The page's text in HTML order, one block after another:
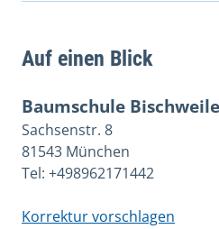
Auf einen Blick
Baumschule
Sachsenstr. 8
81543 München
Tel: +498962171442
Korrektur vorschlagen